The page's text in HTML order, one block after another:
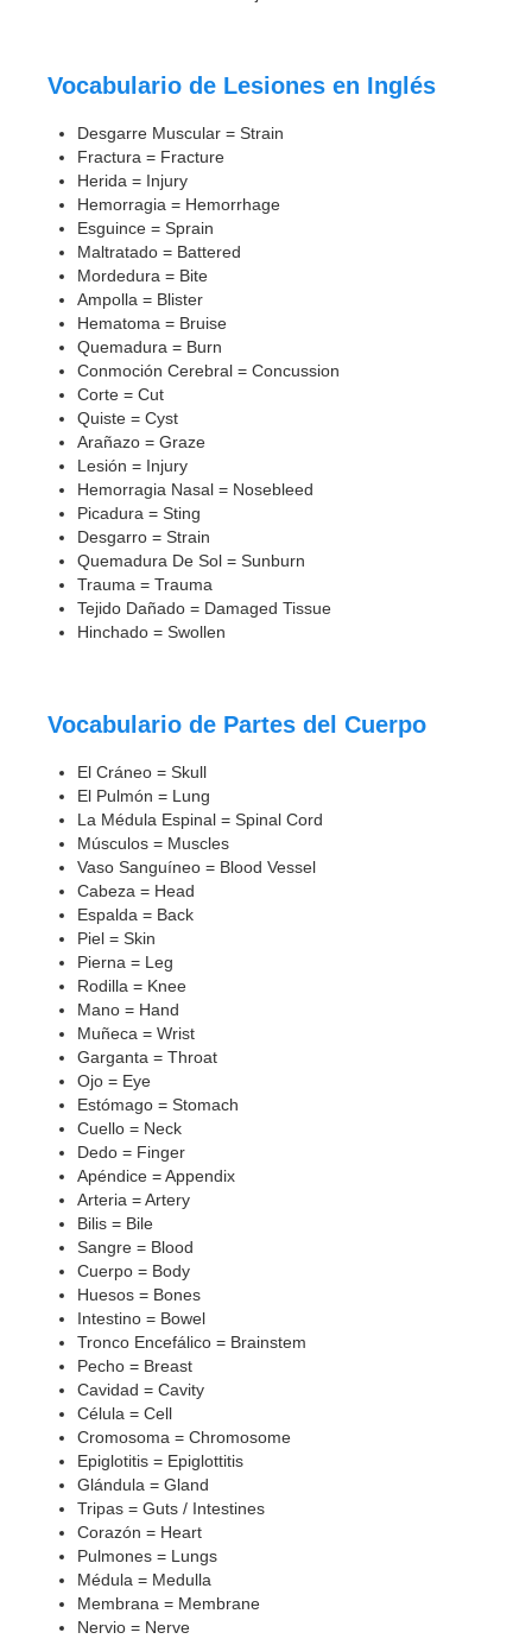
Vocabulario de Lesiones en Inglés
Desgarre Muscular = Strain
Fractura = Fracture
Herida = Injury
Hemorragia = Hemorrhage
Esguince = Sprain
Maltratado = Battered
Mordedura = Bite
Ampolla = Blister
Hematoma = Bruise
Quemadura = Burn
Conmoción Cerebral = Concussion
Corte = Cut
Quiste = Cyst
Arañazo = Graze
Lesión = Injury
Hemorragia Nasal = Nosebleed
Picadura = Sting
Desgarro = Strain
Quemadura De Sol = Sunburn
Trauma = Trauma
Tejido Dañado = Damaged Tissue
Hinchado = Swollen
Vocabulario de Partes del Cuerpo
El Cráneo = Skull
El Pulmón = Lung
La Médula Espinal = Spinal Cord
Músculos = Muscles
Vaso Sanguíneo = Blood Vessel
Cabeza = Head
Espalda = Back
Piel = Skin
Pierna = Leg
Rodilla = Knee
Mano = Hand
Muñeca = Wrist
Garganta = Throat
Ojo = Eye
Estómago = Stomach
Cuello = Neck
Dedo = Finger
Apéndice = Appendix
Arteria = Artery
Bilis = Bile
Sangre = Blood
Cuerpo = Body
Huesos = Bones
Intestino = Bowel
Tronco Encefálico = Brainstem
Pecho = Breast
Cavidad = Cavity
Célula = Cell
Cromosoma = Chromosome
Epiglotitis = Epiglottitis
Glándula = Gland
Tripas = Guts / Intestines
Corazón = Heart
Pulmones = Lungs
Médula = Medulla
Membrana = Membrane
Nervio = Nerve